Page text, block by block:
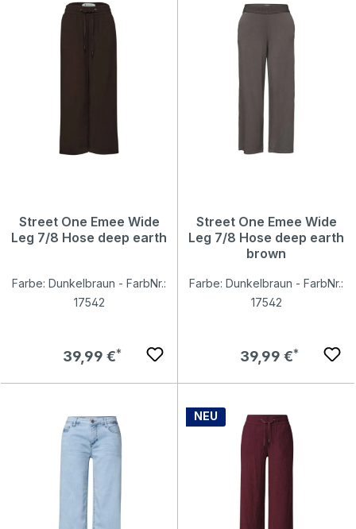
Street One Emee Wide
Leg 7/8 Hose deep earth
Farbe: Dunkelbraun - FarbNr.:
17542
Regulärer Preis:
39,99 €
Street One Emee Wide
Leg 7/8 Hose deep earth
brown
Farbe: Dunkelbraun - FarbNr.:
17542
Regulärer Preis:
39,99 €
NEU